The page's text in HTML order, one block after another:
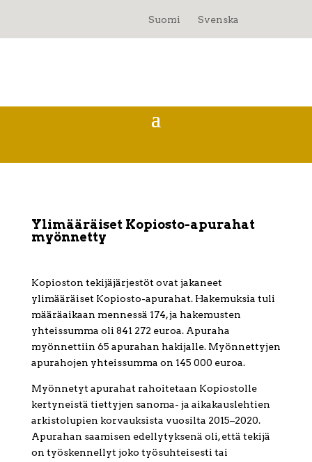
Suomi Svenska
Ylimääräiset Kopiosto-apurahat
myönnetty
Kopioston tekijäjärjestöt ovat jakaneet
ylimääräiset Kopiosto-apurahat. Hakemuksia tuli
määräaikaan mennessä 174, ja hakemusten
yhteissumma oli 841 272 euroa. Apuraha
myönnettiin 65 apurahan hakijalle. Myönnettyjen
apurahojen yhteissumma on 145 000 euroa.
Myönnetyt apurahat rahoitetaan Kopiostolle
kertyneistä tiettyjen sanoma- ja aikakauslehtien
arkistolupien korvauksista vuosilta 2015–2020.
Apurahan saamisen edellytyksenä oli, että tekijä
on työskennellyt joko työsuhteisesti tai